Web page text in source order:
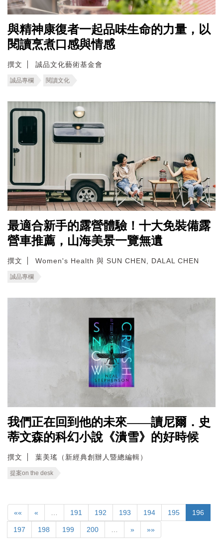
與精神康復者一起品味生命的力量，以
閱讀烹煮口感與情感
撰文 誠品文化藝術基金會
誠品專欄 閱讀文化
最適合新手的露營體驗！十大免裝備露
營車推薦，山海美景一覽無遺
撰文 Women's Health 與 SUN CHEN, DALAL CHEN
誠品專欄
我們正在回到他的未來——讀尼爾．史
蒂文森的科幻小說《潰雪》的好時候
撰文 葉美瑤（新經典創辦人暨總編輯）
提案on the desk
«« « 191 192 193 194 195 196
197 198 199 200 » »»